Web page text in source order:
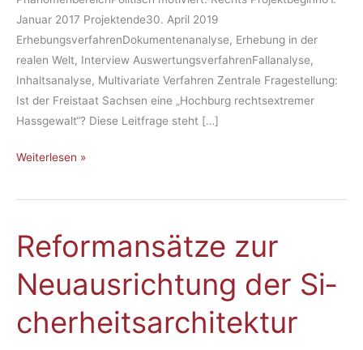
Januar 2017 Projektende30. April 2019
ErhebungsverfahrenDokumentenanalyse, Erhebung in der
realen Welt, Interview AuswertungsverfahrenFallanalyse,
Inhaltsanalyse, Multivariate Verfahren Zentrale Fragestellung:
Ist der Freistaat Sachsen eine „Hochburg rechtsextremer
Hassgewalt“? Diese Leitfrage steht […]
Radikali­
sierung
Weiterlesen »
Re­for­man­sät­ze zur
Neu­aus­rich­tung der Si­
cher­heits­ar­chi­tek­tur
Re­
for­
man­
sät­
ze
zur